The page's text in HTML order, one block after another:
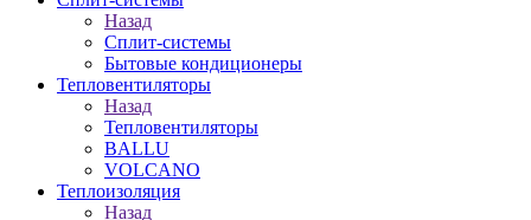
Назад
Сплит-системы
Бытовые кондиционеры
Тепловентиляторы
Назад
Тепловентиляторы
BALLU
VOLCANO
Теплоизоляция
Назад